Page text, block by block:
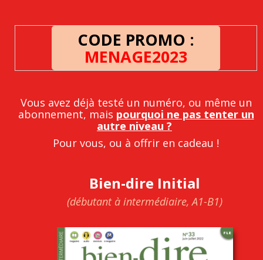
CODE PROMO :
MENAGE2023
Vous avez déjà testé un numéro, ou même un
abonnement, mais pourquoi ne pas tenter un
autre niveau ?
Pour vous, ou à offrir en cadeau !
Bien-dire Initial
(débutant à intermédiaire, A1-B1)